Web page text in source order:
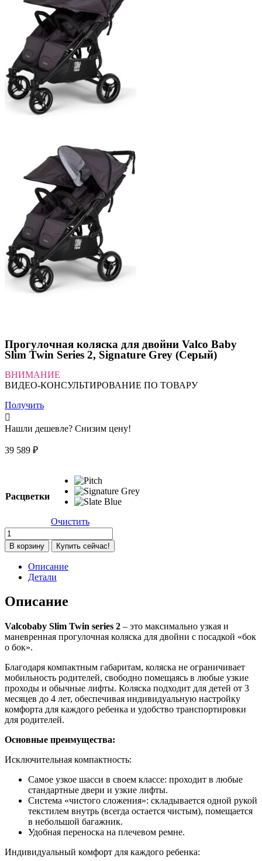
Прогулочная коляска для двойни Valco Baby
Slim Twin Series 2, Signature Grey (Серый)
ВНИМАНИЕ
ВИДЕО-КОНСУЛЬТИРОВАНИЕ ПО ТОВАРУ
Получить
Нашли дешевле? Снизим цену!
39 589 ₽
Расцветки
Очистить
Количество
товара
Прогулочная
коляска
двойни
Valco
Baby
Twin
Series
2,
Grey
(Серый)
В корзину Купить сейчас!
Описание
Детали
Описание
Valcobaby Slim Twin series 2 – это максимально узкая и
маневренная прогулочная коляска для двойни с посадкой «бок
о бок».
Благодаря компактным габаритам, коляска не ограничивает
мобильность родителей, свободно помещаясь в любые узкие
проходы и обычные лифты. Коляска подходит для детей от 3
месяцев до 4 лет, обеспечивая индивидуальную настройку
комфорта для каждого ребенка и удобство транспортировки
для родителей.
Основные преимущества:
Исключительная компактность:
Самое узкое шасси в своем классе: проходит в любые
стандартные двери и узкие лифты.
Система «чистого сложения»: складывается одной рукой
текстилем внутрь (всегда остается чистым), помещается
в небольшой багажник.
Удобная переноска на плечевом ремне.
Индивидуальный комфорт для каждого ребенка: